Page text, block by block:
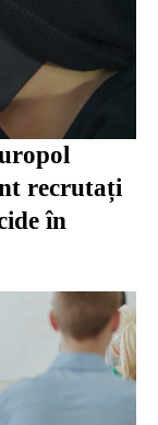
recrutați
în